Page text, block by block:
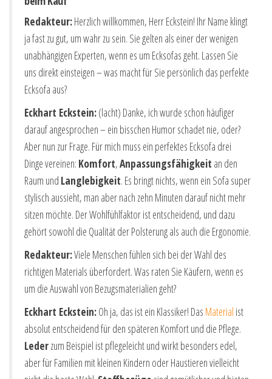
Redakteur:Herzlich willkommen, Herr Eckstein! Ihr Name klingt
ja fast zu gut, um wahr zu sein. Sie gelten als einer der wenigen
unabhängigen Experten, wenn es um Ecksofas geht. Lassen Sie
uns direkt einsteigen – was macht für Sie persönlich das perfekte
Ecksofa aus?
Eckhart Eckstein:(lacht) Danke, ich wurde schon häufiger
darauf angesprochen – ein bisschen Humor schadet nie, oder?
Aber nun zur Frage. Für mich muss ein perfektes Ecksofa drei
Dinge vereinen: Komfort,Anpassungsfähigkeit an den
Raum und Langlebigkeit. Es bringt nichts, wenn ein Sofa super
stylisch aussieht, man aber nach zehn Minuten darauf nicht mehr
sitzen möchte. Der Wohlfühlfaktor ist entscheidend, und dazu
gehört sowohl die Qualität der Polsterung als auch die Ergonomie.
Redakteur:Viele Menschen fühlen sich bei der Wahl des
richtigen Materials überfordert. Was raten Sie Käufern, wenn es
um die Auswahl von Bezugsmaterialien geht?
Eckhart Eckstein:Oh ja, das ist ein Klassiker! Das Material ist
absolut entscheidend für den späteren Komfort und die Pflege.
Lederzum Beispiel ist pflegeleicht und wirkt besonders edel,
aber für Familien mit kleinen Kindern oder Haustieren vielleicht